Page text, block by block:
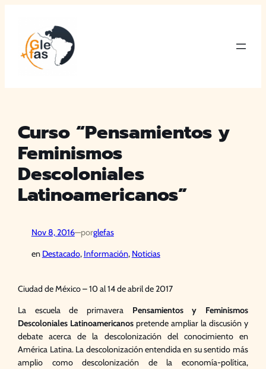
contenido
Curso “Pensamientos y
Feminismos
Descoloniales
Latinoamericanos”
Nov 8, 2016—porglefas
en Destacado, Información, Noticias
Ciudad de México – 10 al 14 de abril de 2017
La escuela de primavera Pensamientos y Feminismos
Descoloniales Latinoamericanospretende ampliar la discusión y
debate acerca de la descolonización del conocimiento en
América Latina. La descolonización entendida en su sentido más
amplio como descolonización de la economía-política,